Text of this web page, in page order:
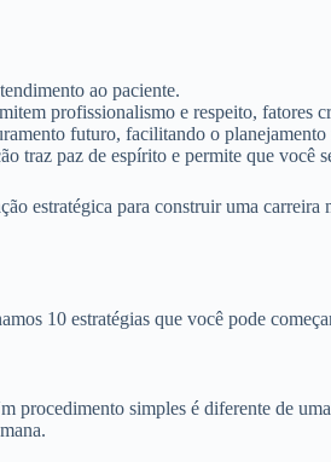
ao paciente.
profissionalismo e respeito, fatores
futuro, facilitando o
traz paz de espírito e permite que você
estratégica para construir uma
10 estratégias que você pode
procedimento simples é diferente de